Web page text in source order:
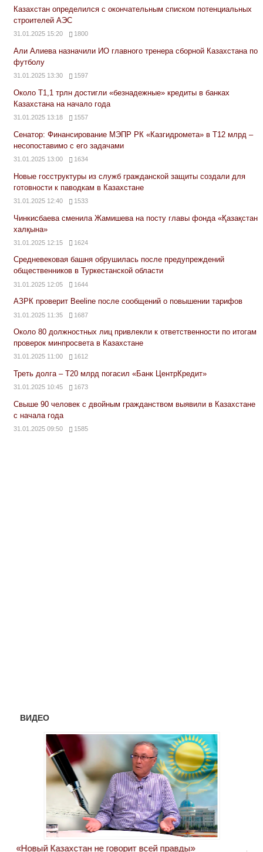
Казахстан определился с окончательным списком потенциальных
строителей АЭС
31.01.2025 15:20 1800
Али Алиева назначили ИО главного тренера сборной Казахстана по
футболу
31.01.2025 13:30 1597
Около Т1,1 трлн достигли «безнадежные» кредиты в банках
Казахстана на начало года
31.01.2025 13:18 1557
Сенатор: Финансирование МЭПР РК «Казгидромета» в Т12 млрд –
несопоставимо с его задачами
31.01.2025 13:00 1634
Новые госструктуры из служб гражданской защиты создали для
готовности к паводкам в Казахстане
31.01.2025 12:40 1533
Чинкисбаева сменила Жамишева на посту главы фонда «Қазақстан
халқына»
31.01.2025 12:15 1624
Средневековая башня обрушилась после предупреждений
общественников в Туркестанской области
31.01.2025 12:05 1644
АЗРК проверит Beeline после сообщений о повышении тарифов
31.01.2025 11:35 1687
Около 80 должностных лиц привлекли к ответственности по итогам
проверок минпросвета в Казахстане
31.01.2025 11:00 1612
Треть долга – Т20 млрд погасил «Банк ЦентрКредит»
31.01.2025 10:45 1673
Свыше 90 человек с двойным гражданством выявили в Казахстане
с начала года
31.01.2025 09:50 1585
ВИДЕО
«Новый Казахстан не говорит всей правды»